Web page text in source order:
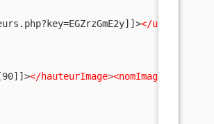
</urlMarqueurs
</hauteurImage><nomImage